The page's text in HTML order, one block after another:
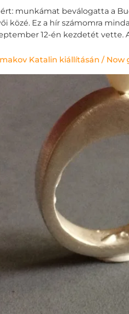
munkámat beválogatta a
közé. Ez a hír számomra
12-én kezdetét
Katalin kiállításán /